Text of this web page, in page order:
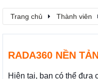
Trang chủ Thành viên
RADA360 NỀN
Hiện tại, bạn có thể đưa